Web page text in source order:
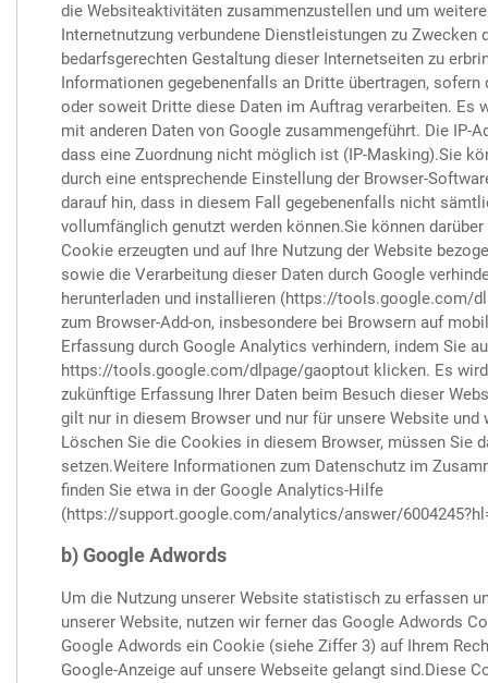
die Websiteaktivitäten zusammenzustellen und um
Internetnutzung verbundene Dienstleistungen zu Zwecken
bedarfsgerechten Gestaltung dieser Internetseiten zu
Informationen gegebenenfalls an Dritte übertragen,
oder soweit Dritte diese Daten im Auftrag verarbeiten. Es
mit anderen Daten von Google zusammengeführt. Die IP-
dass eine Zuordnung nicht möglich ist (IP-Masking).Sie
durch eine entsprechende Einstellung der Browser-
darauf hin, dass in diesem Fall gegebenenfalls nicht
vollumfänglich genutzt werden können.Sie können
Cookie erzeugten und auf Ihre Nutzung der Website
sowie die Verarbeitung dieser Daten durch Google
herunterladen und installieren (https://tools.google.com/
zum Browser-Add-on, insbesondere bei Browsern auf
Erfassung durch Google Analytics verhindern, indem Sie
https://tools.google.com/dlpage/gaoptout klicken. Es
zukünftige Erfassung Ihrer Daten beim Besuch dieser
gilt nur in diesem Browser und nur für unsere Website und
Löschen Sie die Cookies in diesem Browser, müssen Sie
setzen.Weitere Informationen zum Datenschutz im
finden Sie etwa in der Google Analytics-Hilfe
(https://support.google.com/analytics/answer/
b) Google Adwords
Um die Nutzung unserer Website statistisch zu erfassen
unserer Website, nutzen wir ferner das Google Adwords
Google Adwords ein Cookie (siehe Ziffer 3) auf Ihrem
Google-Anzeige auf unsere Webseite gelangt sind.Diese